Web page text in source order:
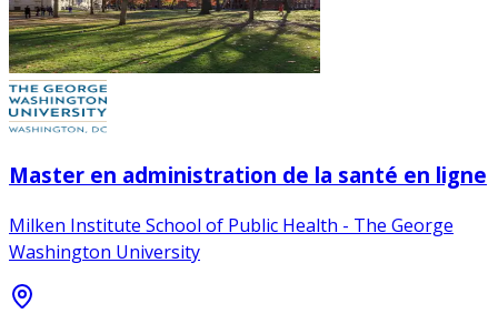
Master en administration de la santé en ligne
Milken Institute School of Public Health - The George
Washington University